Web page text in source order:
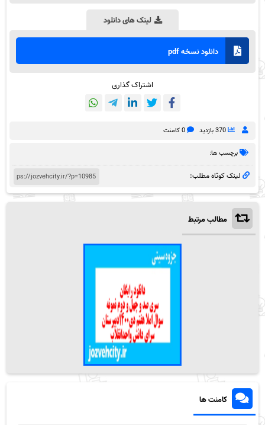
لینک های دانلود
دانلود نسخه pdf
اشتراک گذاری
370 بازدید 0 کامنت
برچسب ها:
لینک کوتاه مطلب:
مطالب مرتبط
کامنت ها